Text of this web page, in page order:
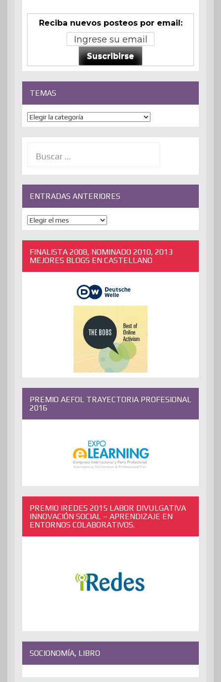
Reciba nuevos posteos por email:
Suscribirse
TEMAS
Temas
ENTRADAS ANTERIORES
ENTRADAS
ANTERIORES
FINALISTA 2008, NOMINADO 2010, 2013
MEJORES BLOGS EN CASTELLANO
PREMIO AEFOL TRAYECTORIA PROFESIONAL
2016
PREMIO IREDES 2015 LABOR DIVULGATIVA
INNOVACIÓN SOCIAL – APRENDIZAJE EN
ENTORNOS COLABORATIVOS.
SOCIONOMÍA, LIBRO